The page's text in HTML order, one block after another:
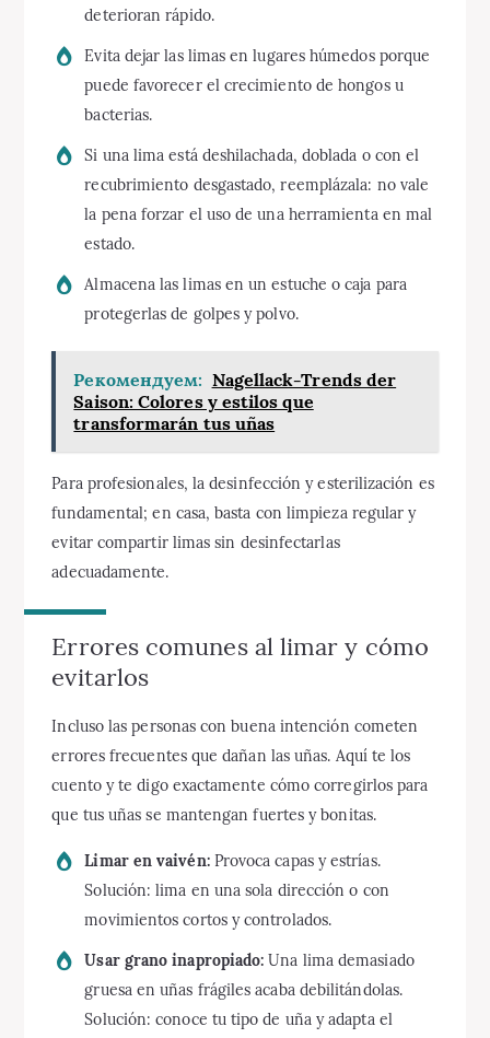
deterioran rápido.
Evita dejar las limas en lugares húmedos porque
puede favorecer el crecimiento de hongos u
bacterias.
Si una lima está deshilachada, doblada o con el
recubrimiento desgastado, reemplázala: no vale
la pena forzar el uso de una herramienta en mal
estado.
Almacena las limas en un estuche o caja para
protegerlas de golpes y polvo.
Рекомендуем: Nagellack-Trends der
Saison: Colores y estilos que
transformarán tus uñas
Para profesionales, la desinfección y esterilización es
fundamental; en casa, basta con limpieza regular y
evitar compartir limas sin desinfectarlas
adecuadamente.
Errores comunes al limar y cómo
evitarlos
Incluso las personas con buena intención cometen
errores frecuentes que dañan las uñas. Aquí te los
cuento y te digo exactamente cómo corregirlos para
que tus uñas se mantengan fuertes y bonitas.
Limar en vaivén:Provoca capas y estrías.
Solución: lima en una sola dirección o con
movimientos cortos y controlados.
Usar grano inapropiado: Una lima demasiado
gruesa en uñas frágiles acaba debilitándolas.
Solución: conoce tu tipo de uña y adapta el